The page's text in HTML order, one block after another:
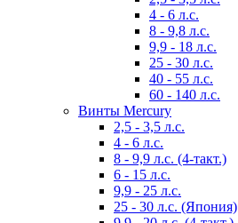
4 - 6 л.с.
8 - 9,8 л.с.
9,9 - 18 л.с.
25 - 30 л.с.
40 - 55 л.с.
60 - 140 л.с.
Винты Mercury
2,5 - 3,5 л.с.
4 - 6 л.с.
8 - 9,9 л.с. (4-такт.)
6 - 15 л.с.
9,9 - 25 л.с.
25 - 30 л.с. (Япония)